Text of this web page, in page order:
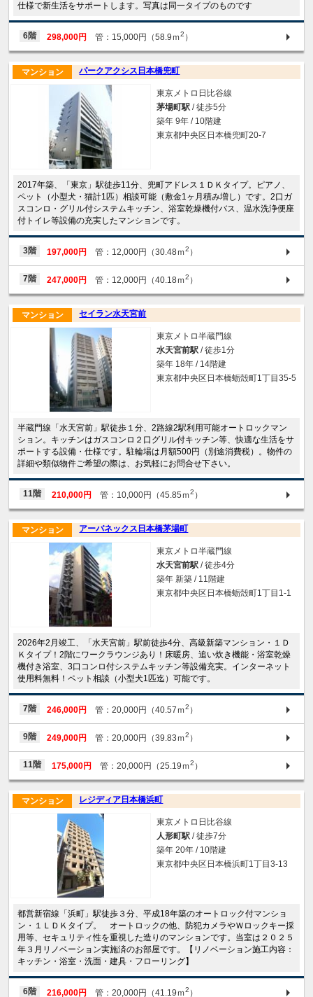
仕様で新生活をサポートします。写真は同一タイプのものです
6階 298,000円 管：15,000円（58.9ｍ2 ）
パークアクシス日本橋兜町
マンション
東京メトロ日比谷線
茅場町駅 / 徒歩5分
築年 9年 / 10階建
東京都中央区日本橋兜町20-7
2017年築、「東京」駅徒歩11分、兜町アドレス１ＤＫタイプ。ピアノ、
ペット（小型犬・猫計1匹）相談可能（敷金1ヶ月積み増し）です。2口ガ
スコンロ・グリル付システムキッチン、浴室乾燥機付バス、温水洗浄便座
付トイレ等設備の充実したマンションです。
3階 197,000円 管：12,000円（30.48ｍ2 ）
7階 247,000円 管：12,000円（40.18ｍ2 ）
セイラン水天宮前
マンション
東京メトロ半蔵門線
水天宮前駅 / 徒歩1分
築年 18年 / 14階建
東京都中央区日本橋蛎殻町1丁目35-5
半蔵門線「水天宮前」駅徒歩１分、2路線2駅利用可能オートロックマン
ション。キッチンはガスコンロ２口グリル付キッチン等、快適な生活をサ
ポートする設備・仕様です。駐輪場は月額500円（別途消費税）。物件の
詳細や類似物件ご希望の際は、お気軽にお問合せ下さい。
11階 210,000円 管：10,000円（45.85ｍ2 ）
アーバネックス日本橋茅場町
マンション
東京メトロ半蔵門線
水天宮前駅 / 徒歩4分
築年 新築 / 11階建
東京都中央区日本橋蛎殻町1丁目1-1
2026年2月竣工、「水天宮前」駅前徒歩4分、高級新築マンション・１Ｄ
Ｋタイプ！2階にワークラウンジあり！床暖房、追い炊き機能・浴室乾燥
機付き浴室、3口コンロ付システムキッチン等設備充実。インターネット
使用料無料！ペット相談（小型犬1匹迄）可能です。
7階 246,000円 管：20,000円（40.57ｍ2 ）
9階 249,000円 管：20,000円（39.83ｍ2 ）
11階 175,000円 管：20,000円（25.19ｍ2 ）
レジディア日本橋浜町
マンション
東京メトロ日比谷線
人形町駅 / 徒歩7分
築年 20年 / 10階建
東京都中央区日本橋浜町1丁目3-13
都営新宿線「浜町」駅徒歩３分、平成18年築のオートロック付マンショ
ン・１ＬＤＫタイプ。 オートロックの他、防犯カメラやＷロックキー採
用等、セキュリティ性を重視した造りのマンションです。当室は２０２５
年３月リノベーション実施済のお部屋です。【リノベーション施工内容：
キッチン・浴室・洗面・建具・フローリング】
6階 216,000円 管：20,000円（41.19ｍ2 ）